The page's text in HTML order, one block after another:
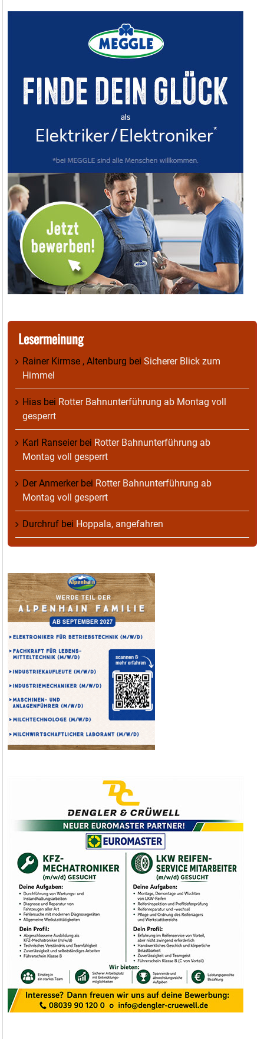
Lesermeinung
Rainer Kirmse , Altenburg bei Sicherer Blick zum
Himmel
Hias bei Rotter Bahnunterführung ab Montag voll
gesperrt
Karl Ranseierbei Rotter Bahnunterführung ab
Montag voll gesperrt
Der Anmerkerbei Rotter Bahnunterführung ab
Montag voll gesperrt
Durchruf bei Hoppala, angefahren